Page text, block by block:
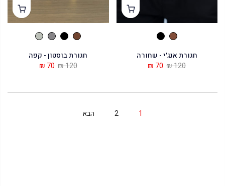
חגורת אנג׳י - שחורה
120 ₪
70 ₪
חגורת בוסטון - קפה
120 ₪
70 ₪
1
2 הבא